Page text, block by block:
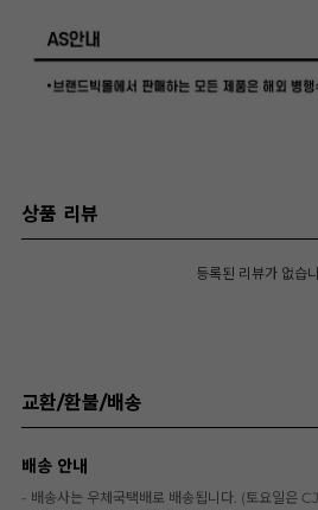
상품 리뷰
등록된 리뷰가 없습
교환/환불/배송
배송 안내
- 배송사는 우체국택배로 배송됩니다. (토요일은